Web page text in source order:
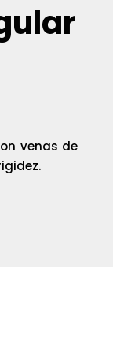
venas de